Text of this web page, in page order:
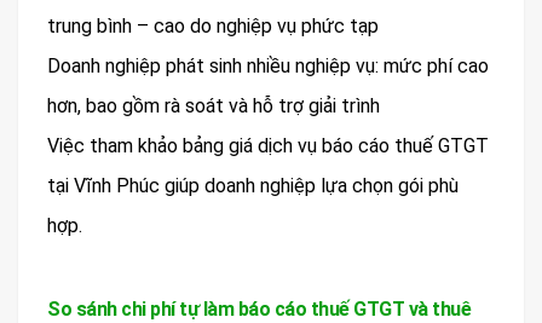
trung bình – cao do nghiệp vụ phức tạp
Doanh nghiệp phát sinh nhiều nghiệp vụ: mức phí cao
hơn, bao gồm rà soát và hỗ trợ giải trình
Việc tham khảo bảng giá dịch vụ báo cáo thuế GTGT
tại Vĩnh Phúc giúp doanh nghiệp lựa chọn gói phù
hợp.
So sánh chi phí tự làm báo cáo thuế GTGT và thuê